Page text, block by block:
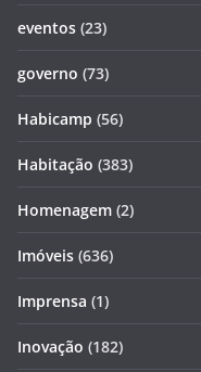
eventos (23)
governo (73)
Habicamp (56)
Habitação (383)
Homenagem (2)
Imóveis (636)
Imprensa (1)
Inovação (182)